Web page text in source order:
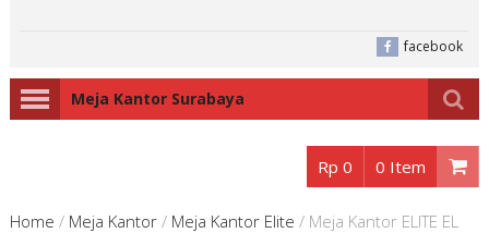
facebook
Meja Kantor Surabaya
Rp 0 0 Item
Home / Meja Kantor/ Meja Kantor Elite / Meja Kantor ELITE EL